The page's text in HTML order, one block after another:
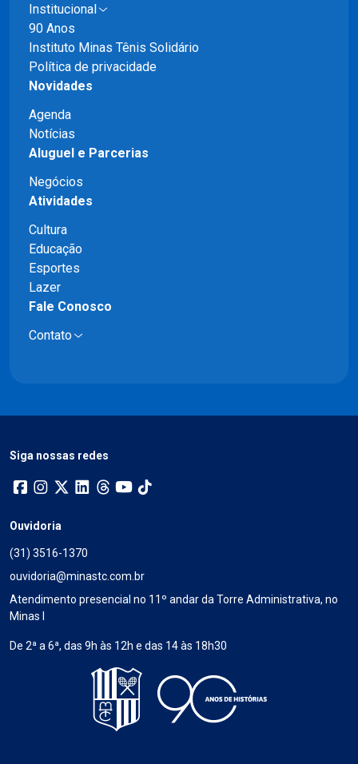
Institucional
90 Anos
Instituto Minas Tênis Solidário
Política de privacidade
Novidades
Agenda
Notícias
Aluguel e Parcerias
Negócios
Atividades
Cultura
Educação
Esportes
Lazer
Fale Conosco
Contato
Siga nossas redes
Ouvidoria
(31) 3516-1370
ouvidoria@minastc.com.br
Atendimento presencial no 11º andar da Torre Administrativa, no
Minas I
De 2ª a 6ª, das 9h às 12h e das 14 às 18h30